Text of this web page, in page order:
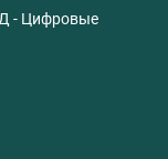
- Цифровые